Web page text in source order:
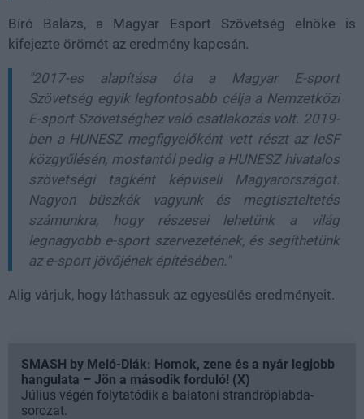
Bíró Balázs, a Magyar Esport Szövetség elnöke is
kifejezte örömét az eredmény kapcsán.
"2017-es alapítása óta a Magyar E-sport
Szövetség egyik legfontosabb célja a Nemzetközi
E-sport Szövetséghez való csatlakozás volt. 2019-
ben a HUNESZ megfigyelőként vett részt az IeSF
közgyűlésén, mostantól pedig a HUNESZ hivatalos
szövetségi tagként képviseli Magyarországot.
Nagyon büszkék vagyunk és megtiszteltetés
számunkra, hogy részesei lehetünk a világ
legnagyobb e-sport szervezetének, és segíthetünk
az e-sport jövőjének építésében."
Alig várjuk, hogy láthassuk az egyesülés eredményeit.
SMASH by Meló-Diák: Homok, zene és a nyár legjobb
hangulata – Jön a második forduló! (X)
Július végén folytatódik a balatoni strandröplabda-
sorozat.